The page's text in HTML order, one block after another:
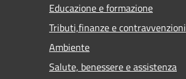
Educazione e formazione
Tributi,finanze e contravvenzioni
Ambiente
Salute, benessere e assistenza